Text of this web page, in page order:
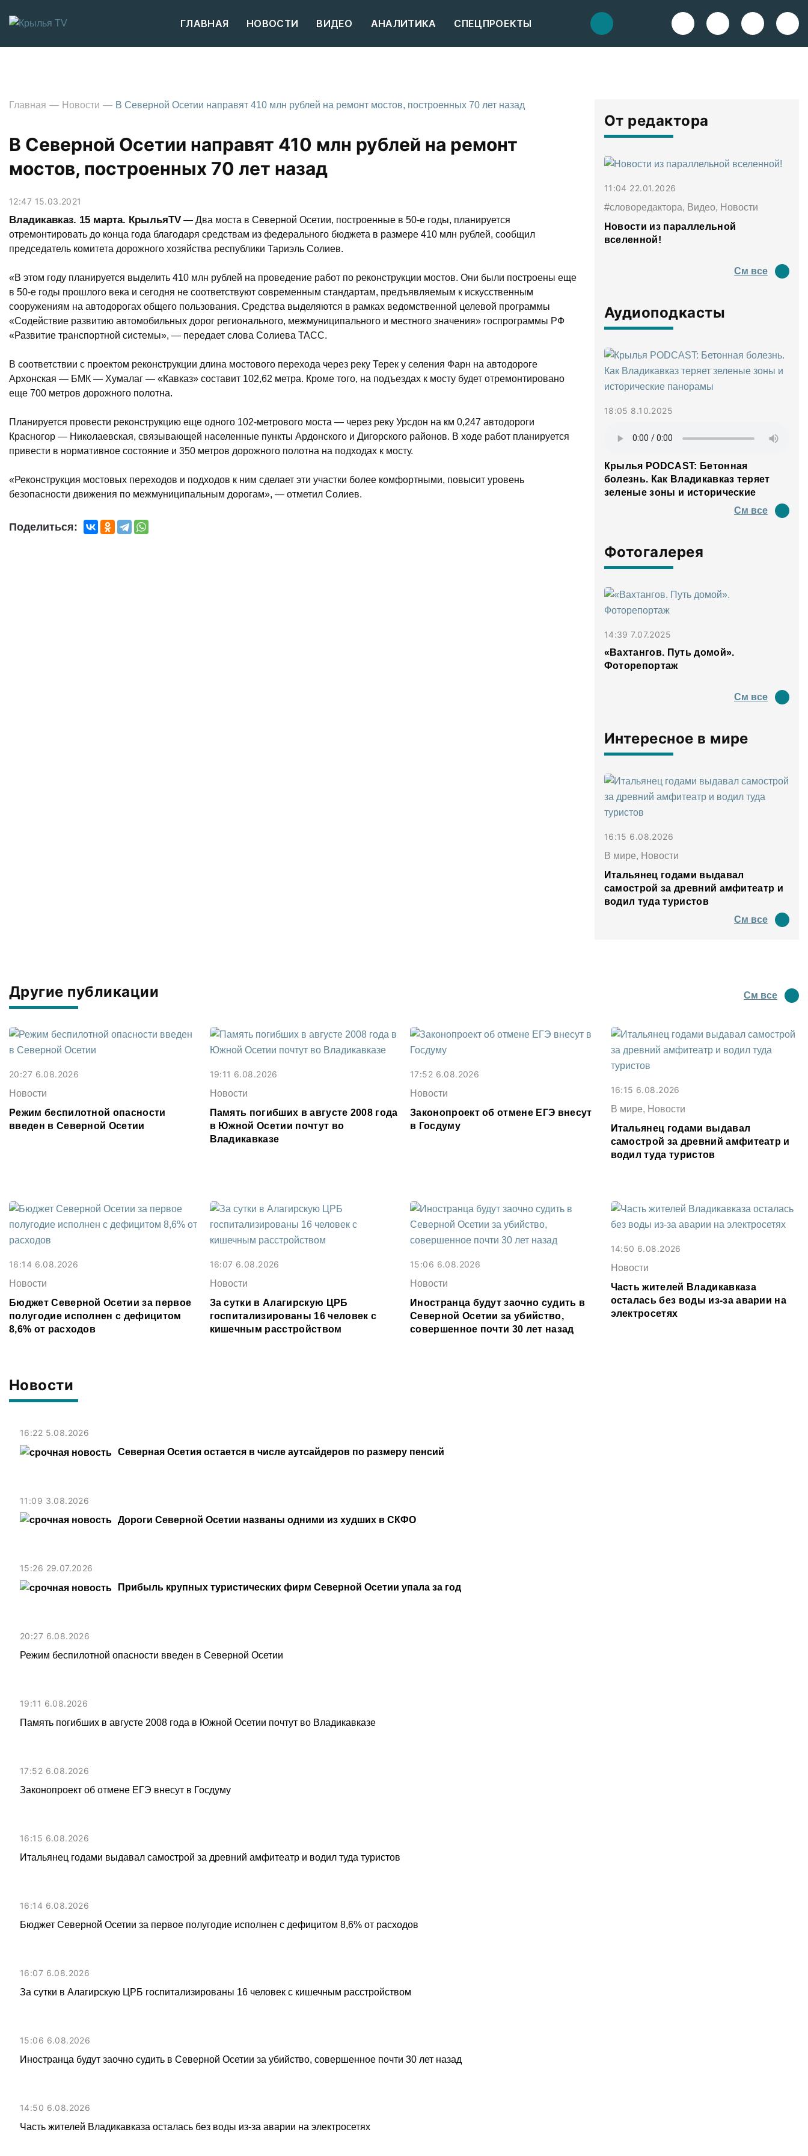
ГЛАВНАЯ НОВОСТИ ВИДЕО АНАЛИТИКА СПЕЦПРОЕКТЫ
Новости
16:22 5.08.2026
Северная Осетия остается в числе аутсайдеров по размеру пенсий
11:09 3.08.2026
Дороги Северной Осетии названы одними из худших в СКФО
15:26 29.07.2026
Прибыль крупных туристических фирм Северной Осетии упала за год
20:27 6.08.2026
Режим беспилотной опасности введен в Северной Осетии
19:11 6.08.2026
Память погибших в августе 2008 года в Южной Осетии почтут во Владикавказе
17:52 6.08.2026
Законопроект об отмене ЕГЭ внесут в Госдуму
16:15 6.08.2026
Итальянец годами выдавал самострой за древний амфитеатр и водил туда туристов
16:14 6.08.2026
Бюджет Северной Осетии за первое полугодие исполнен с дефицитом 8,6% от расходов
16:07 6.08.2026
За сутки в Алагирскую ЦРБ госпитализированы 16 человек с кишечным расстройством
15:06 6.08.2026
Иностранца будут заочно судить в Северной Осетии за убийство, совершенное почти 30 лет назад
14:50 6.08.2026
Часть жителей Владикавказа осталась без воды из-за аварии на электросетях
Главная Новости В Северной Осетии направят 410 млн рублей на ремонт мостов, построенных 70 лет назад
В Северной Осетии направят 410 млн рублей на ремонт
мостов, построенных 70 лет назад
12:47 15.03.2021
Владикавказ. 15 марта. КрыльяТV — Два моста в Северной Осетии, построенные в 50-е годы, планируется
отремонтировать до конца года благодаря средствам из федерального бюджета в размере 410 млн рублей, сообщил
председатель комитета дорожного хозяйства республики Тариэль Солиев.
«В этом году планируется выделить 410 млн рублей на проведение работ по реконструкции мостов. Они были построены еще
в 50-е годы прошлого века и сегодня не соответствуют современным стандартам, предъявляемым к искусственным
сооружениям на автодорогах общего пользования. Средства выделяются в рамках ведомственной целевой программы
«Содействие развитию автомобильных дорог регионального, межмуниципального и местного значения» госпрограммы РФ
«Развитие транспортной системы», — передает слова Солиева ТАСС.
В соответствии с проектом реконструкции длина мостового перехода через реку Терек у селения Фарн на автодороге
Архонская — БМК — Хумалаг — «Кавказ» составит 102,62 метра. Кроме того, на подъездах к мосту будет отремонтировано
еще 700 метров дорожного полотна.
Планируется провести реконструкцию еще одного 102-метрового моста — через реку Урсдон на км 0,247 автодороги
Красногор — Николаевская, связывающей населенные пункты Ардонского и Дигорского районов. В ходе работ планируется
привести в нормативное состояние и 350 метров дорожного полотна на подходах к мосту.
«Реконструкция мостовых переходов и подходов к ним сделает эти участки более комфортными, повысит уровень
безопасности движения по межмуниципальным дорогам», — отметил Солиев.
Поделиться:
От редактора
11:04 22.01.2026
#словоредактора, Видео, Новости
Новости из параллельной
вселенной!
См все
Аудиоподкасты
18:05 8.10.2025
Крылья PODCAST: Бетонная
болезнь. Как Владикавказ теряет
зеленые зоны и исторические
См все
Фотогалерея
14:39 7.07.2025
«Вахтангов. Путь домой».
Фоторепортаж
См все
Интересное в мире
16:15 6.08.2026
В мире, Новости
Итальянец годами выдавал
самострой за древний амфитеатр и
водил туда туристов
См все
Другие публикации См все
20:27 6.08.2026
Новости
Режим беспилотной опасности
введен в Северной Осетии
19:11 6.08.2026
Новости
Память погибших в августе 2008 года
в Южной Осетии почтут во
Владикавказе
17:52 6.08.2026
Новости
Законопроект об отмене ЕГЭ внесут
в Госдуму
16:15 6.08.2026
В мире, Новости
Итальянец годами выдавал
самострой за древний амфитеатр и
водил туда туристов
16:14 6.08.2026
Новости
Бюджет Северной Осетии за первое
полугодие исполнен с дефицитом
8,6% от расходов
16:07 6.08.2026
Новости
За сутки в Алагирскую ЦРБ
госпитализированы 16 человек с
кишечным расстройством
15:06 6.08.2026
Новости
Иностранца будут заочно судить в
Северной Осетии за убийство,
совершенное почти 30 лет назад
14:50 6.08.2026
Новости
Часть жителей Владикавказа
осталась без воды из-за аварии на
электросетях